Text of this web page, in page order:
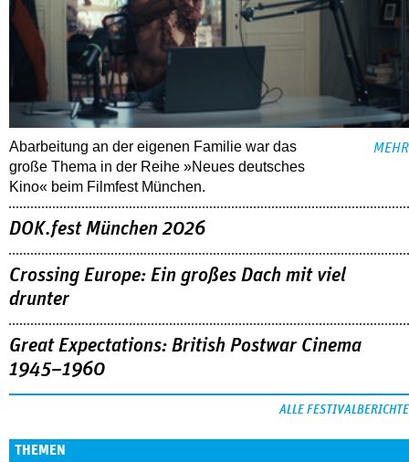
Abarbeitung an der eigenen Familie war das
große Thema in der Reihe »Neues deutsches
Kino« beim Filmfest München.
MEHR
DOK.fest München 2026
Crossing Europe: Ein großes Dach mit viel
drunter
Great Expectations: British Postwar Cinema
1945–1960
ALLE FESTIVALBERICHTE
THEMEN